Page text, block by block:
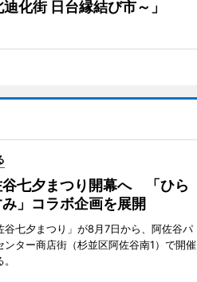
化街 日台縁結び市～」
谷七夕まつり開幕へ 「ひら
」コラボ企画を展開
谷七夕まつり」が8月7日から、阿佐谷パ
ンター商店街（杉並区阿佐谷南1）で開催